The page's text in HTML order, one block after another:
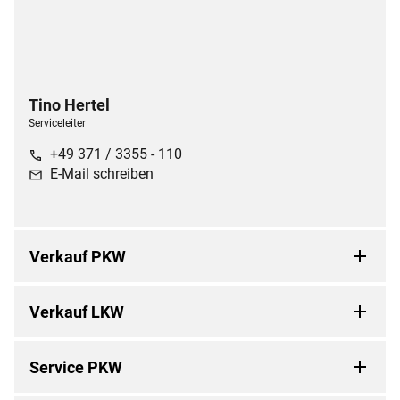
Tino Hertel
Serviceleiter
call +49 371 / 3355 - 110
mail E-Mail schreiben
Verkauf PKW
Verkauf LKW
Service PKW